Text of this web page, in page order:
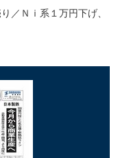
／Ｎｉ系１万円下げ、